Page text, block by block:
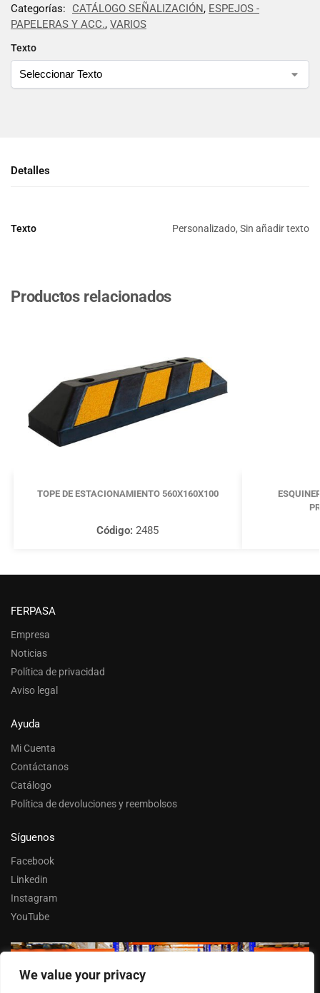
We value your privacy
Texto
Categorías:
CATÁLOGO SEÑALIZACIÓN, ESPEJOS -
PAPELERAS Y ACC., VARIOS
Detalles
Texto Personalizado, Sin añadir texto
Productos relacionados
TOPE DE ESTACIONAMIENTO 560X160X100
Código: 2485
FERPASA
Empresa
Noticias
Política de privacidad
Aviso legal
Ayuda
Mi Cuenta
Contáctanos
Catálogo
Política de devoluciones y reembolsos
Síguenos
Facebook
Linkedin
Instagram
YouTube
Trabaja con nosotros